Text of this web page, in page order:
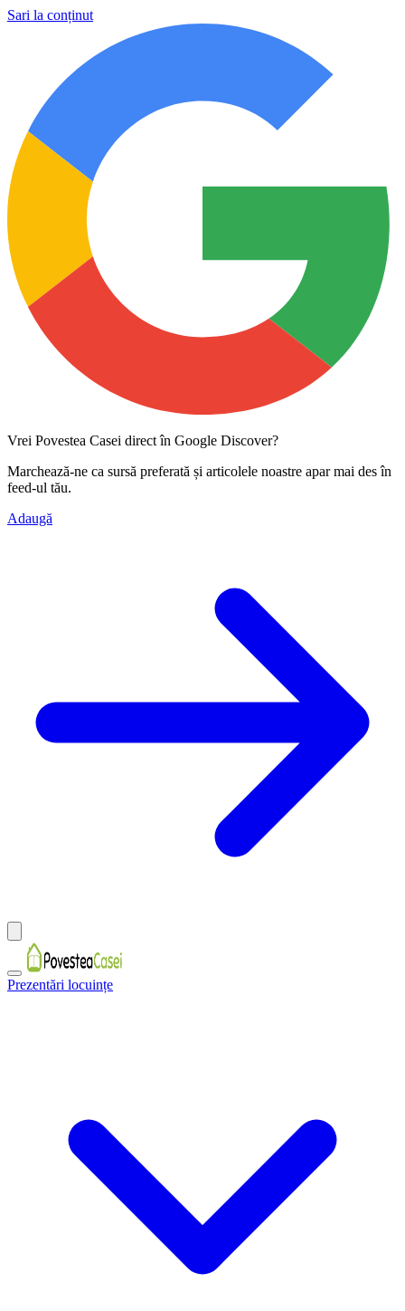
Sari la conținut
Vrei Povestea Casei direct în Google Discover?
Marchează-ne ca sursă preferată și articolele noastre apar mai des în
feed-ul tău.
Adaugă
Prezentări locuințe